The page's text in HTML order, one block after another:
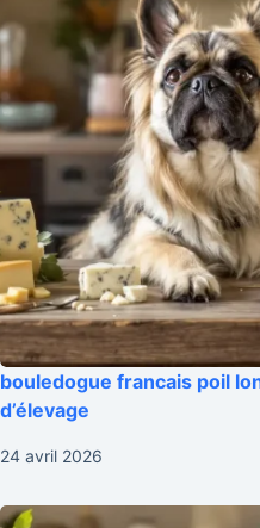
bouledogue francais poil
d’élevage
24 avril 2026